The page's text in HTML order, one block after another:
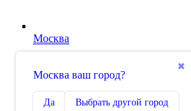
Москва
✖
Москва ваш город?
Да Выбрать другой город
Сравнение